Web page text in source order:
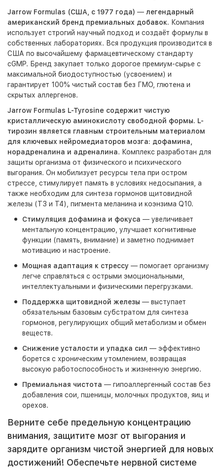
Jarrow Formulas (США, с 1977 года) — легендарный
американский бренд премиальных добавок. Компания
использует строгий научный подход и создаёт формулы в
собственных лабораториях. Вся продукция производится в
США по высочайшему фармацевтическому стандарту
cGMP. Бренд закупает только дорогое премиум-сырье с
максимальной биодоступностью (усвоением) и
гарантирует 100% чистый состав без ГМО, глютена и
скрытых аллергенов.
Jarrow Formulas L-Tyrosine содержит чистую
кристаллическую аминокислоту свободной формы. L-
тирозин является главным строительным материалом
для ключевых нейромедиаторов мозга: дофамина,
норадреналина и адреналина. Комплекс разработан для
защиты организма от физического и психического
выгорания. Он мобилизует ресурсы тела при остром
стрессе, стимулирует память в условиях недосыпания, а
также необходим для синтеза гормонов щитовидной
железы (Т3 и Т4), пигмента меланина и коэнзима Q10.
Стимуляция дофамина и фокуса — увеличивает
ментальную концентрацию, улучшает когнитивные
функции (память, внимание) и заметно поднимает
мотивацию и настроение.
Мощная адаптация к стрессу — помогает организму
легче справляться с острыми эмоциональными,
интеллектуальными и физическими перегрузками.
Поддержка щитовидной железы — выступает
обязательным базовым субстратом для синтеза
гормонов, регулирующих общий метаболизм и обмен
веществ.
Снижение усталости и упадка сил — эффективно
борется с хроническим утомлением, возвращая
высокую работоспособность и жизненную энергию.
Премиальная чистота — гипоаллергенный состав без
добавления сои, пшеницы, молочных продуктов, яиц и
орехов.
Верните себе предельную концентрацию
внимания, защитите мозг от выгорания и
зарядите организм чистой энергией для новых
достижений! Обеспечьте нервной системе